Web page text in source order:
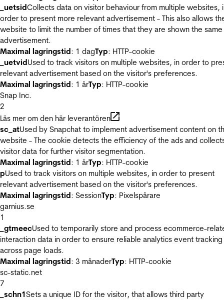
_uetsidCollects data on visitor behaviour from multiple websites,
order to present more relevant advertisement - This also allows
website to limit the number of times that they are shown the same
advertisement.
Maximal lagringstid: 1 dagTyp: HTTP-cookie
_uetvidUsed to track visitors on multiple websites, in order to
relevant advertisement based on the visitor's preferences.
Maximal lagringstid: 1 årTyp: HTTP-cookie
Snap Inc.
2
Läs mer om den här leverantören
sc_atUsed by Snapchat to implement advertisement content on
website - The cookie detects the efficiency of the ads and
visitor data for further visitor segmentation.
Maximal lagringstid: 1 årTyp: HTTP-cookie
pUsed to track visitors on multiple websites, in order to present
relevant advertisement based on the visitor's preferences.
Maximal lagringstid: SessionTyp: Pixelspårare
garnius.se
1
_gtmeecUsed to temporarily store and process ecommerce-
interaction data in order to ensure reliable analytics event tracking
across page loads.
Maximal lagringstid: 3 månaderTyp: HTTP-cookie
sc-static.net
7
_schn1Sets a unique ID for the visitor, that allows third party